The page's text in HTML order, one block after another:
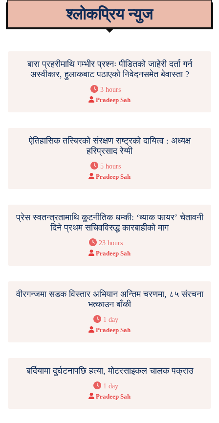
श्लोकप्रिय न्युज
बारा प्रहरीमाथि गम्भीर प्रश्नः पीडितको जाहेरी दर्ता गर्न
अस्वीकार, हुलाकबाट पठाएको निवेदनसमेत बेवास्ता ?
3 hours
Pradeep Sah
ऐतिहासिक तस्बिरको संरक्षण राष्ट्रको दायित्व : अध्यक्ष
हरिप्रसाद रेग्मी
5 hours
Pradeep Sah
प्रेस स्वतन्त्रतामाथि कूटनीतिक धम्की: ‘ब्याक फायर’ चेतावनी
दिने प्रथम सचिवविरुद्ध कारबाहीको माग
23 hours
Pradeep Sah
वीरगन्जमा सडक विस्तार अभियान अन्तिम चरणमा, ८५ संरचना
भत्काउन बाँकी
1 day
Pradeep Sah
बर्दियामा दुर्घटनापछि हत्या, मोटरसाइकल चालक पक्राउ
1 day
Pradeep Sah